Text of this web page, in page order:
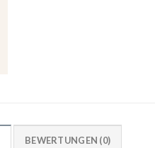
BEWERTUNGEN (0)